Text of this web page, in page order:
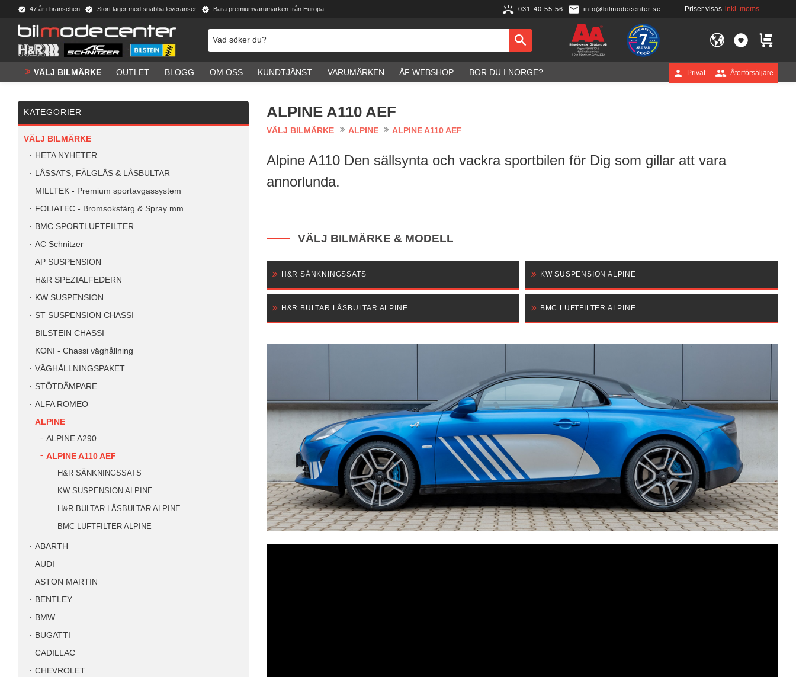
47 år i branschen Stort lager med snabba leveranser Bara premiumvarumärken från Europa 031-40 55 56 info@bilmodecenter.se Priser visas inkl. moms
Privat Återförsäljare
FAVORITER
VÄLJ BILMÄRKE OUTLET BLOGG OM OSS KUNDTJÄNST VARUMÄRKEN ÅF WEBSHOP BOR DU I NORGE?
ALPINE A110 AEF
VÄLJ BILMÄRKE ALPINE ALPINE A110 AEF
Alpine A110 Den sällsynta och vackra sportbilen för Dig som gillar att vara
annorlunda.
VÄLJ BILMÄRKE & MODELL
H&R SÄNKNINGSSATS KW SUSPENSION ALPINE
H&R BULTAR LÅSBULTAR ALPINE BMC LUFTFILTER ALPINE
KATEGORIER
VÄLJ BILMÄRKE
HETA NYHETER
LÅSSATS, FÄLGLÅS & LÅSBULTAR
MILLTEK - Premium sportavgassystem
FOLIATEC - Bromsoksfärg & Spray mm
BMC SPORTLUFTFILTER
AC Schnitzer
AP SUSPENSION
H&R SPEZIALFEDERN
KW SUSPENSION
ST SUSPENSION CHASSI
BILSTEIN CHASSI
KONI - Chassi väghållning
VÄGHÅLLNINGSPAKET
STÖTDÄMPARE
ALFA ROMEO
ALPINE
ALPINE A290
ALPINE A110 AEF
H&R SÄNKNINGSSATS
KW SUSPENSION ALPINE
H&R BULTAR LÅSBULTAR ALPINE
BMC LUFTFILTER ALPINE
ABARTH
AUDI
ASTON MARTIN
BENTLEY
BMW
BUGATTI
CADILLAC
CHEVROLET